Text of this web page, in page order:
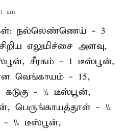
am
நல்லெண்ணெய் - 3
எலுமிச்சை அளவு,
சீரகம் - 1 டீஸ்பூன்,
வெங்காயம் - 15,
- ½ டீஸ்பூன்,
பெருங்காயத்தூள் - ¼
¼ டீஸ்பூன்,